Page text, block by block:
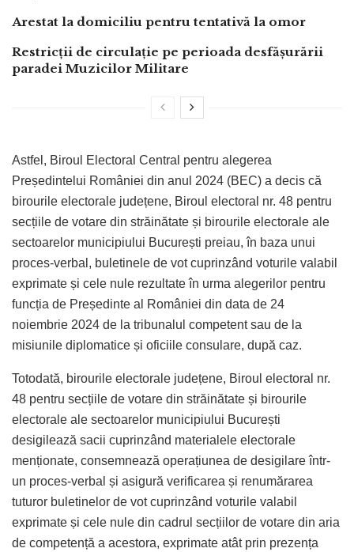
Arestat la domiciliu pentru tentativă la omor
Restricții de circulație pe perioada desfășurării
paradei Muzicilor Militare
Astfel, Biroul Electoral Central pentru alegerea
Președintelui României din anul 2024 (BEC) a decis că
birourile electorale județene, Biroul electoral nr. 48 pentru
secțiile de votare din străinătate și birourile electorale ale
sectoarelor municipiului București preiau, în baza unui
proces-verbal, buletinele de vot cuprinzând voturile valabil
exprimate și cele nule rezultate în urma alegerilor pentru
funcția de Președinte al României din data de 24
noiembrie 2024 de la tribunalul competent sau de la
misiunile diplomatice și oficiile consulare, după caz.
Totodată, birourile electorale județene, Biroul electoral nr.
48 pentru secțiile de votare din străinătate și birourile
electorale ale sectoarelor municipiului București
desigilează sacii cuprinzând materialele electorale
menționate, consemnează operațiunea de desigilare într-
un proces-verbal și asigură verificarea și renumărarea
tuturor buletinelor de vot cuprinzând voturile valabil
exprimate și cele nule din cadrul secțiilor de votare din aria
de competență a acestora, exprimate atât prin prezența